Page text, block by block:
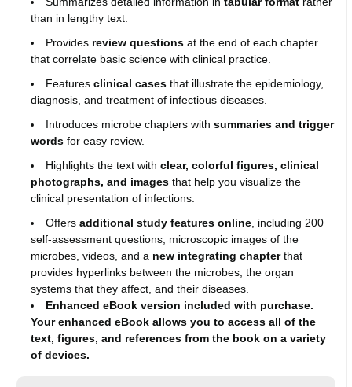
than in lengthy text.
Provides review questions at the end of each chapter
that correlate basic science with clinical practice.
Features clinical cases that illustrate the epidemiology,
diagnosis, and treatment of infectious diseases.
Introduces microbe chapters with summaries and trigger
words for easy review.
Highlights the text with clear, colorful figures, clinical
photographs, and images that help you visualize the
clinical presentation of infections.
Offers additional study features online, including 200
self-assessment questions, microscopic images of the
microbes, videos, and a new integrating chapter that
provides hyperlinks between the microbes, the organ
systems that they affect, and their diseases.
Enhanced eBook version included with purchase.
Your enhanced eBook allows you to access all of the
text, figures, and references from the book on a variety
of devices.